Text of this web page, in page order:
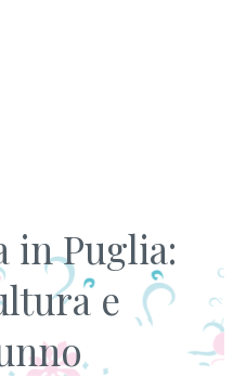
in Puglia:
e